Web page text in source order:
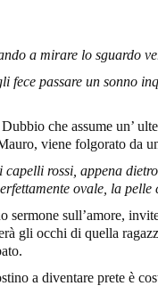
a mirare lo sguardo
fece passare un sonno
che assume un’
viene folgorato da
capelli rossi, appena
ovale, la pelle
sull’amore,
gli occhi di quella
a diventare prete è